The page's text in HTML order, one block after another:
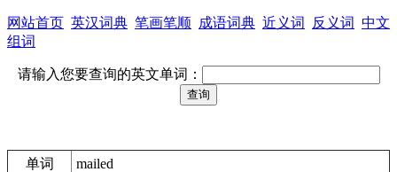
网站首页 英汉词典 笔画笔顺 成语词典 近义词 反义词 中文
组词
请输入您要查询的英文单词：
单词 mailed